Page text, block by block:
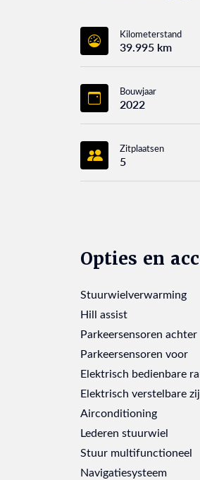
Kilometerstand
39.995 km
Bouwjaar
2022
Zitplaatsen
5
Opties en
Stuurwielverwarming
Hill assist
Parkeersensoren achter
Parkeersensoren voor
Elektrisch bedienbare
Elektrisch verstelbare
Airconditioning
Lederen stuurwiel
Stuur multifunctioneel
Navigatiesysteem